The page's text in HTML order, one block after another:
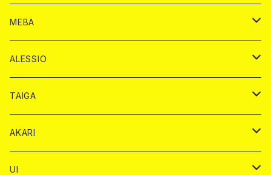
プレミアム カード
１ドリンクカード
ショット
チェキ カード
チェキ １５００円
ヴーヴクリコ カード
ノーマル カード
プレミアム カード
ドリンク カード
１ドリンク カード
ショット
チェキ カード
チェキ １５００円
1ドリンク
ショット
チェキ
BAIKA
ドリンク
シャンパン
ショット
チェキ
BAIKA
MEBA
ドリンク
シャンパンカード
ドリンクカード
チップ
チェキ
ALESSIO
ドリンク
シャンパン
1ドリンク
チップ
TAIGA
ドリンク
シャンパン
チップ
AKARI
ドリンク
UI